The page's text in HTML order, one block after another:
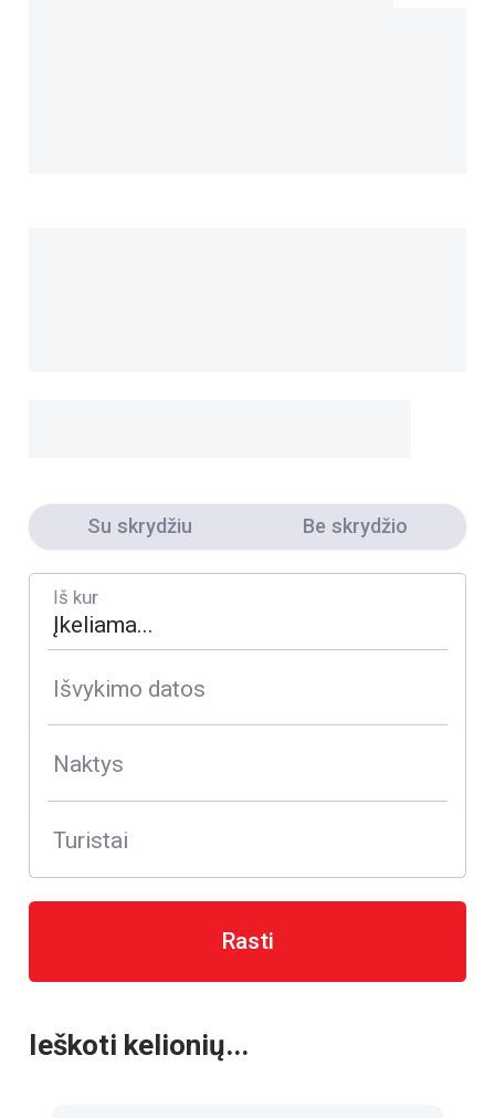
Su skrydžiu Be skrydžio
Iš kur
Išvykimo datos
Naktys
Turistai
Rasti
Ieškoti kelionių...